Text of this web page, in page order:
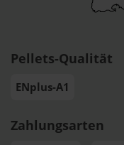
Pellets-Qualität
ENplus-A1
Zahlungsarten